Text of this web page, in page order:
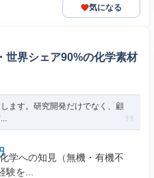
気になる
世界シェア90%の化学素材
ます。研究開発だけでなく、顧
学への知見（無機・有機不
を...